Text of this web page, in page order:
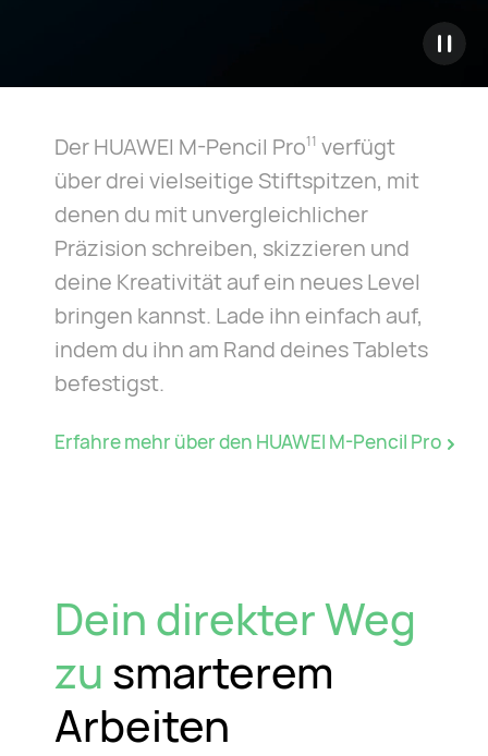
Der HUAWEI M-Pencil Pro11 verfügt
über drei vielseitige Stiftspitzen, mit
denen du mit unvergleichlicher
Präzision schreiben, skizzieren und
deine Kreativität auf ein neues Level
bringen kannst. Lade ihn einfach auf,
indem du ihn am Rand deines Tablets
befestigst.
Erfahre mehr über den HUAWEI M-Pencil Pro
Dein direkter Weg
zu smarterem
Arbeiten